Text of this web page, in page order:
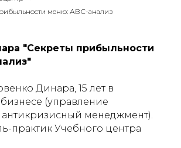
меню: АВС-анализ
"Секреты прибыльности
Динара, 15 лет в
(управление
антикризисный менеджмент).
практик Учебного центра